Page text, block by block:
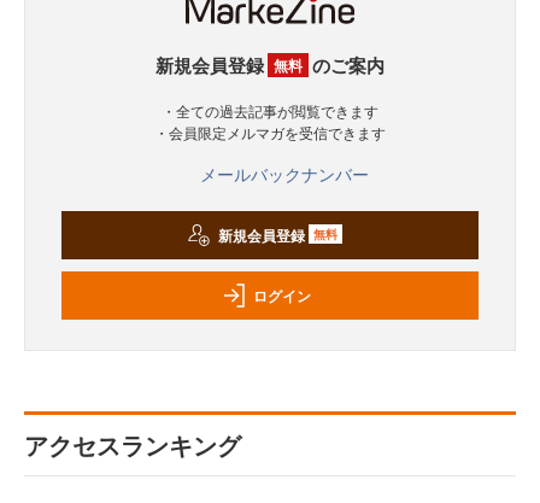
新規会員登録 無料 のご案内
・全ての過去記事が閲覧できます
・会員限定メルマガを受信できます
メールバックナンバー
新規会員登録 無料
ログイン
アクセスランキング